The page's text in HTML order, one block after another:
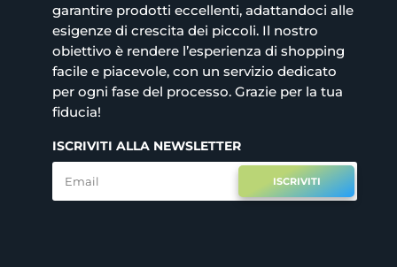
garantire prodotti eccellenti, adattandoci alle
esigenze di crescita dei piccoli. Il nostro
obiettivo è rendere l’esperienza di shopping
facile e piacevole, con un servizio dedicato
per ogni fase del processo. Grazie per la tua
fiducia!
ISCRIVITI ALLA NEWSLETTER
ISCRIVITI